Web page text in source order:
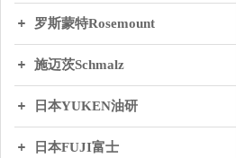
罗斯蒙特Rosemount
施迈茨Schmalz
日本YUKEN油研
日本FUJI富士